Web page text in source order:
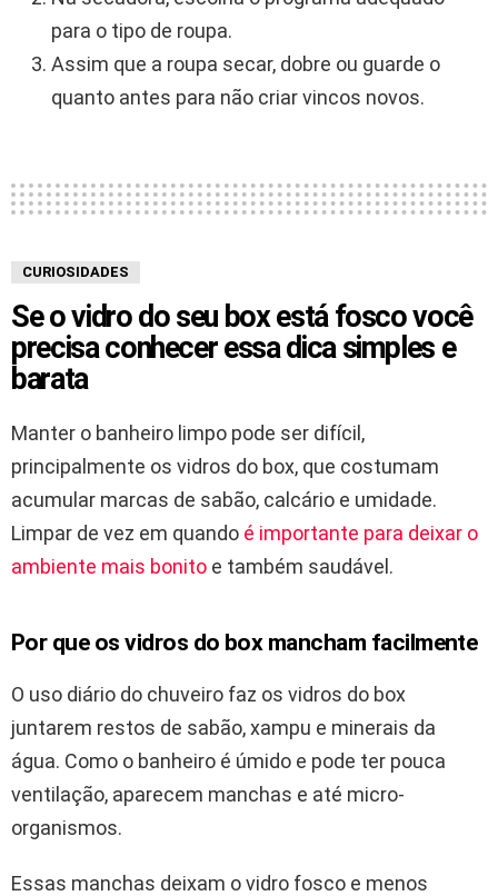
para o tipo de roupa.
Assim que a roupa secar, dobre ou guarde o
quanto antes para não criar vincos novos.
CURIOSIDADES
Se o vidro do seu box está fosco você
precisa conhecer essa dica simples e
barata
Manter o banheiro limpo pode ser difícil,
principalmente os vidros do box, que costumam
acumular marcas de sabão, calcário e umidade.
Limpar de vez em quando é importante para deixar o
ambiente mais bonito e também saudável.
Por que os vidros do box mancham facilmente
O uso diário do chuveiro faz os vidros do box
juntarem restos de sabão, xampu e minerais da
água. Como o banheiro é úmido e pode ter pouca
ventilação, aparecem manchas e até micro-
organismos.
Essas manchas deixam o vidro fosco e menos